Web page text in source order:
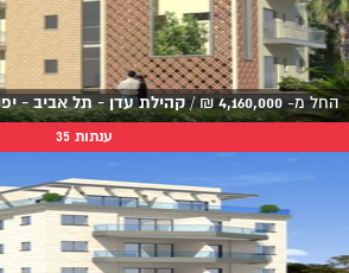
החל מ- 4,160,000
₪
/ קהילת עדן - תל אביב - יפו
ענתות 35